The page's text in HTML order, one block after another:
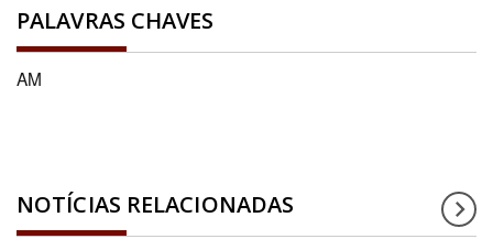
PALAVRAS CHAVES
AM
NOTÍCIAS RELACIONADAS